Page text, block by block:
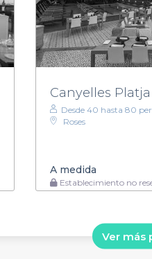
Canyelles Platja
Desde 40 hasta 80
Roses
A medida
Establecimiento no
Ver más